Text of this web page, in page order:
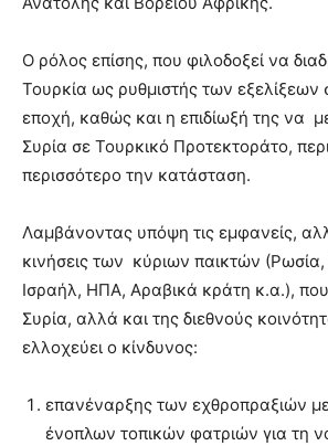
Ο ρόλος επίσης, που φιλοδοξεί να
Τουρκία ως ρυθμιστής των εξελίξεων
εποχή, καθώς και η επιδίωξή της να
Συρία σε Τουρκικό Προτεκτοράτο,
περισσότερο την κατάσταση.
Λαμβάνοντας υπόψη τις εμφανείς,
κινήσεις των κύριων παικτών (Ρωσία,
Ισραήλ, ΗΠΑ, Αραβικά κράτη κ.α.),
Συρία, αλλά και της διεθνούς
ελλοχεύει ο κίνδυνος:
επανέναρξης των εχθροπραξιών
ένοπλων τοπικών φατριών για τη